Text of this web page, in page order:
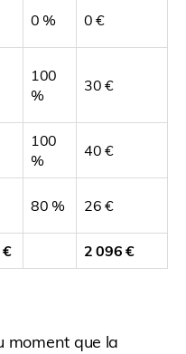
0 % 0 €
100
%
30 €
100
%
40 €
80 % 26 €
€ 2 096 €
moment que la